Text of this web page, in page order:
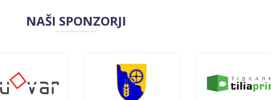
NAŠI SPONZORJI